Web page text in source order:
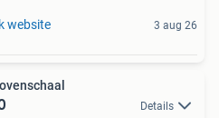
website 3 aug 26
Details